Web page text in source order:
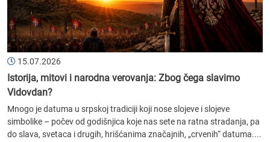
15.07.2026
Istorija, mitovi i narodna verovanja: Zbog čega slavimo
Vidovdan?
Mnogo je datuma u srpskoj tradiciji koji nose slojeve i slojeve
simbolike – počev od godišnjica koje nas sete na ratna stradanja, pa
do slava, svetaca i drugih, hrišćanima značajnih, „crvenih“ datuma....